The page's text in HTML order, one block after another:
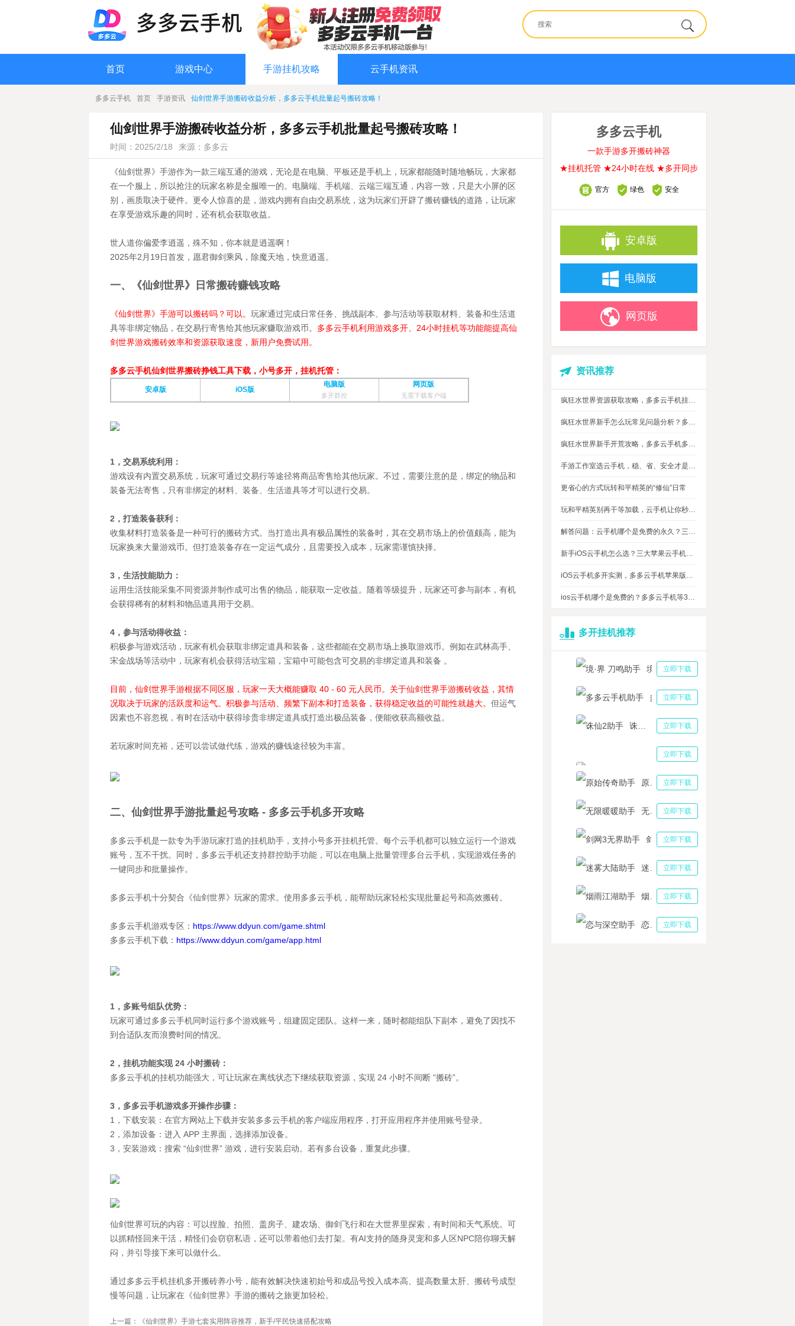
首页 游戏中心 手游挂机攻略 云手机资讯
多多云手机 首页 手游资讯 仙剑世界手游搬砖收益分析，多多云手机批量起号搬砖攻略！
仙剑世界手游搬砖收益分析，多多云手机批量起号搬砖攻略！
时间：2025/2/18 来源：多多云
《仙剑世界》手游作为一款三端互通的游戏，无论是在电脑、平板还是手机上，玩家都能随时随地畅玩，大家都
在一个服上，所以抢注的玩家名称是全服唯一的。电脑端、手机端、云端三端互通，内容一致，只是大小屏的区
别，画质取决于硬件。更令人惊喜的是，游戏内拥有自由交易系统，这为玩家们开辟了搬砖赚钱的道路，让玩家
在享受游戏乐趣的同时，还有机会获取收益。
世人道你偏爱李逍遥，殊不知，你本就是逍遥啊！
2025年2月19日首发，愿君御剑乘风，除魔天地，快意逍遥。
一、《仙剑世界》日常搬砖赚钱攻略
《仙剑世界》手游可以搬砖吗？可以。 玩家通过完成日常任务、挑战副本、参与活动等获取材料、装备和生活道
具等非绑定物品，在交易行寄售给其他玩家赚取游戏币。 多多云手机利用游戏多开、24小时挂机等功能能提高仙
剑世界游戏搬砖效率和资源获取速度，新用户免费试用。
多多云手机仙剑世界搬砖挣钱工具下载，小号多开，挂机托管：
安卓版 iOS版
电脑版
多开群控
网页版
无需下载客户端
1，交易系统利用：
游戏设有内置交易系统，玩家可通过交易行等途径将商品寄售给其他玩家。不过，需要注意的是，绑定的物品和
装备无法寄售，只有非绑定的材料、装备、生活道具等才可以进行交易。
2，打造装备获利：
收集材料打造装备是一种可行的搬砖方式。当打造出具有极品属性的装备时，其在交易市场上的价值颇高，能为
玩家换来大量游戏币。但打造装备存在一定运气成分，且需要投入成本，玩家需谨慎抉择。
3，生活技能助力：
运用生活技能采集不同资源并制作成可出售的物品，能获取一定收益。随着等级提升，玩家还可参与副本，有机
会获得稀有的材料和物品道具用于交易。
4，参与活动得收益：
积极参与游戏活动，玩家有机会获取非绑定道具和装备，这些都能在交易市场上换取游戏币。例如在武林高手、
宋金战场等活动中，玩家有机会获得活动宝箱，宝箱中可能包含可交易的非绑定道具和装备 。
目前，仙剑世界手游根据不同区服，玩家一天大概能赚取 40 - 60 元人民币。 关于仙剑世界手游搬砖收益，其情
况取决于玩家的活跃度和运气。积极参与活动、频繁下副本和打造装备，获得稳定收益的可能性就越大。 但运气
因素也不容忽视，有时在活动中获得珍贵非绑定道具或打造出极品装备，便能收获高额收益。
若玩家时间充裕，还可以尝试做代练，游戏的赚钱途径较为丰富。
二、仙剑世界手游批量起号攻略 - 多多云手机多开攻略
多多云手机是一款专为手游玩家打造的挂机助手，支持小号多开挂机托管。每个云手机都可以独立运行一个游戏
账号，互不干扰。同时，多多云手机还支持群控助手功能，可以在电脑上批量管理多台云手机，实现游戏任务的
一键同步和批量操作。
多多云手机十分契合《仙剑世界》玩家的需求。使用多多云手机，能帮助玩家轻松实现批量起号和高效搬砖。
多多云手机游戏专区： https://www.ddyun.com/game.shtml
多多云手机下载： https://www.ddyun.com/game/app.html
1，多账号组队优势：
玩家可通过多多云手机同时运行多个游戏账号，组建固定团队。这样一来，随时都能组队下副本，避免了因找不
到合适队友而浪费时间的情况。
2，挂机功能实现 24 小时搬砖：
多多云手机的挂机功能强大，可让玩家在离线状态下继续获取资源，实现 24 小时不间断 “搬砖”。
3，多多云手机游戏多开操作步骤：
1，下载安装：在官方网站上下载并安装多多云手机的客户端应用程序，打开应用程序并使用账号登录。
2，添加设备：进入 APP 主界面，选择添加设备。
3，安装游戏：搜索 “仙剑世界” 游戏，进行安装启动。若有多台设备，重复此步骤。
仙剑世界可玩的内容：可以捏脸、拍照、盖房子、建农场、御剑飞行和在大世界里探索，有时间和天气系统。可
以抓精怪回来干活，精怪们会窃窃私语，还可以带着他们去打架。有AI支持的随身灵宠和多人区NPC陪你聊天解
闷，并引导接下来可以做什么。
通过多多云手机挂机多开搬砖养小号，能有效解决快速初始号和成品号投入成本高、提高数量太肝、搬砖号成型
慢等问题，让玩家在《仙剑世界》手游的搬砖之旅更加轻松。
上一篇：《仙剑世界》手游七套实用阵容推荐，新手/平民快速搭配攻略
多多云手机
一款手游多开搬砖神器
★挂机托管 ★24小时在线 ★多开同步
官方 绿色 安全
安卓版
电脑版
网页版
资讯推荐
疯狂水世界资源获取攻略，多多云手机挂机搬砖自动攒材料
疯狂水世界新手怎么玩常见问题分析？多多云手机多开托管挂机升级打怪
疯狂水世界新手开荒攻略，多多云手机多开托管，自动搞定海量重复日常快速升级
手游工作室选云手机，稳、省、安全才是实在考量
更省心的方式玩转和平精英的“修仙”日常
玩和平精英别再干等加载，云手机让你秒玩游戏进战场
解答问题：云手机哪个是免费的永久？三大免费永久正版云手机对比
新手iOS云手机怎么选？三大苹果云手机知名品牌性能对比测评
iOS云手机多开实测，多多云手机苹果版最多可同时运行多少台？
ios云手机哪个是免费的？多多云手机等3大品牌对比测评，告诉你免费ios云手机的真相
多开挂机推荐
立即下载
立即下载
多多云手机助手
立即下载
立即下载
三国志战略版助手
立即下载
立即下载
立即下载
立即下载
立即下载
立即下载